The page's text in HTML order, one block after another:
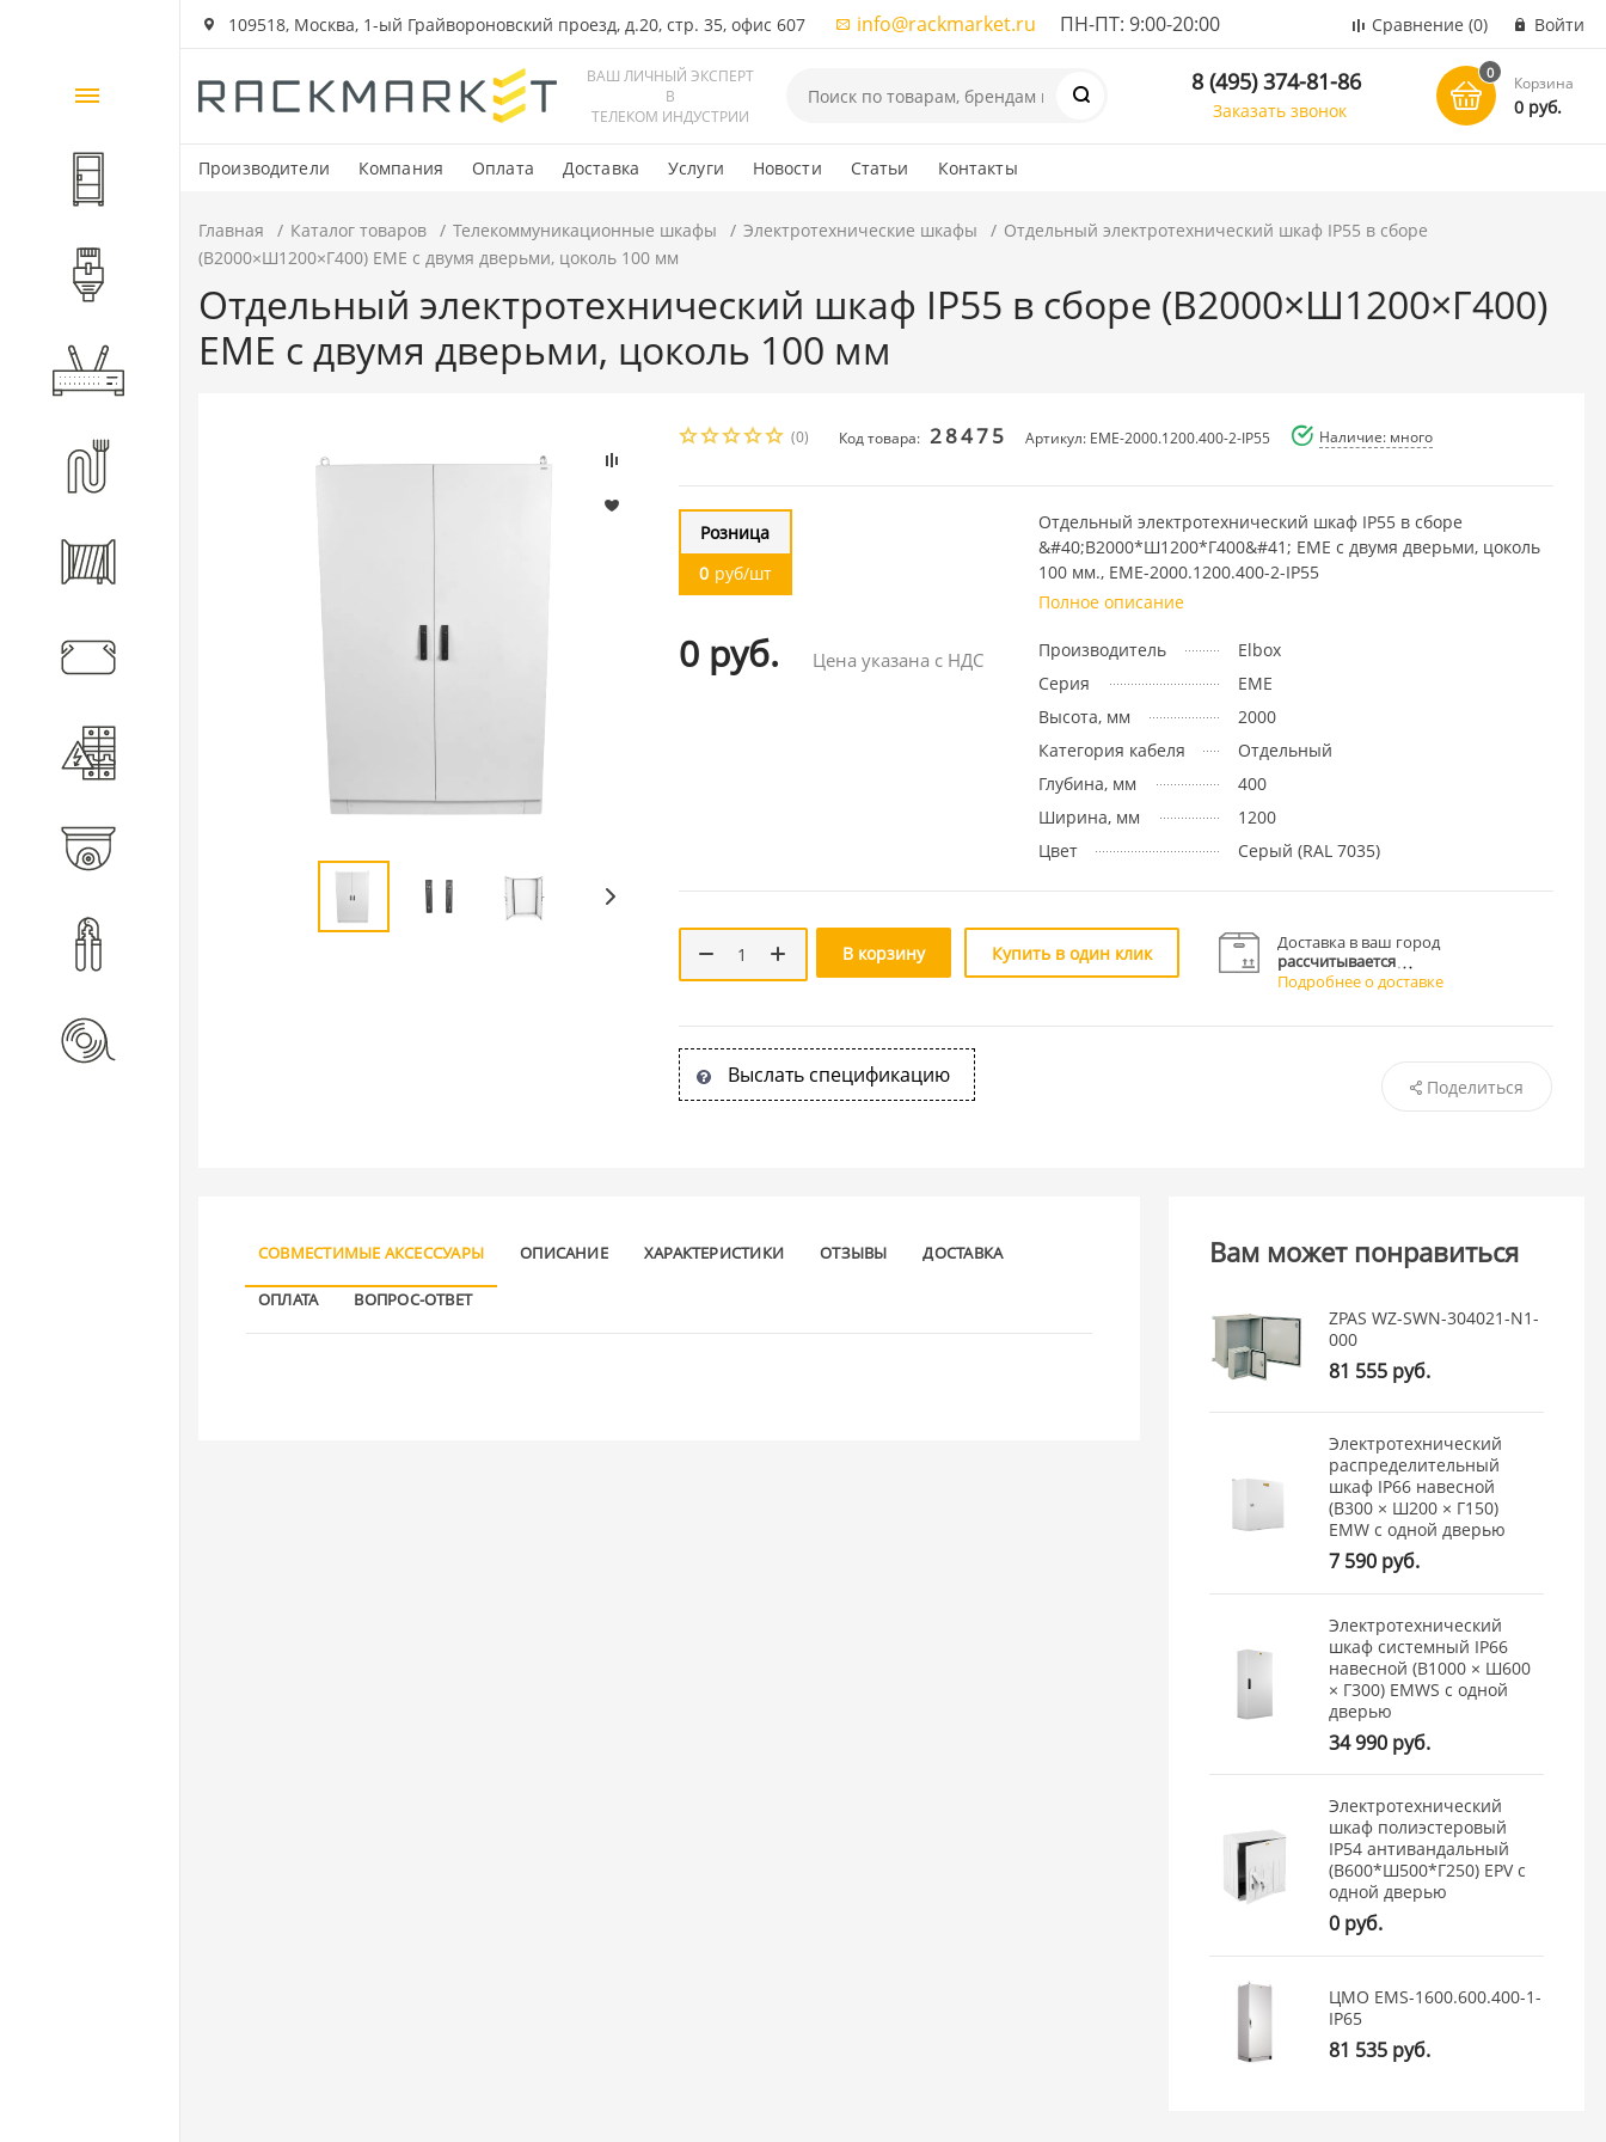
109518, Москва, 1-ый Грайвороновский проезд, д.20, стр. 35, офис 607 info@rackmarket.ru ПН-ПТ: 9:00-20:00 Сравнение (0) Войти
ВАШ ЛИЧНЫЙ ЭКСПЕРТ
В
ТЕЛЕКОМ ИНДУСТРИИ
8 (495) 374-81-86
Заказать звонок
0
Корзина
0 руб.
Производители Компания Оплата Доставка Услуги Новости Статьи Контакты
Каталог
товаров
Шкафы и стойки
Активное оборудование
Волоконно-оптические
Главная Каталог товаров Телекоммуникационные шкафы Электротехнические шкафы
Отдельный электротехнический шкаф IP55 в сборе
(В2000×Ш1200×Г400) EME с двумя дверьми, цоколь 100 мм
Отдельный электротехнический шкаф IP55 в сборе (В2000×Ш1200×Г400)
EME с двумя дверьми, цоколь 100 мм
(0) Код товара: 28475 Артикул: EME-2000.1200.400-2-IP55 Наличие: много
Розница
0 руб/шт
0 руб. Цена указана с НДС
Отдельный электротехнический шкаф IP55 в сборе
&#40;В2000*Ш1200*Г400&#41; EME с двумя дверьми, цоколь
100 мм., EME-2000.1200.400-2-IP55
Полное описание
Производитель
Elbox
Серия
EME
Высота, мм
2000
Категория кабеля
Отдельный
Глубина, мм
400
Ширина, мм
1200
Цвет
Cерый (RAL 7035)
В корзину Купить в один клик
Доставка в ваш город
рассчитывается
Подробнее о доставке
Выслать спецификацию Поделиться
СОВМЕСТИМЫЕ АКСЕССУАРЫ ОПИСАНИЕ ХАРАКТЕРИСТИКИ ОТЗЫВЫ ДОСТАВКА
ОПЛАТА ВОПРОС-ОТВЕТ
Вам может понравиться
ZPAS WZ-SWN-304021-N1-
000
81 555 руб.
Электротехнический
распределительный
шкаф IP66 навесной
(В300 × Ш200 × Г150)
EMW c одной дверью
7 590 руб.
Электротехнический
шкаф системный IP66
навесной (В1000 × Ш600
× Г300) EMWS c одной
дверью
34 990 руб.
Электротехнический
шкаф полиэстеровый
IP54 антивандальный
(В600*Ш500*Г250) EPV c
одной дверью
0 руб.
ЦМО EMS-1600.600.400-1-
IP65
81 535 руб.